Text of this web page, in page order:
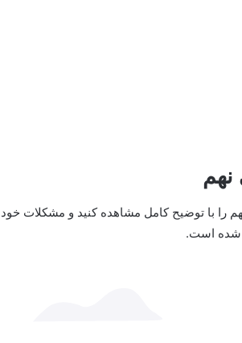
پاسخ کاردرکلاس و فعالیت صفحه ۵۶ ریاضی نهم را با توضیح کامل مشاهده کنید و مشکلات خود
شده است.